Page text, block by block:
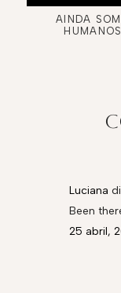
AINDA
Luciana
Been
25 abril,